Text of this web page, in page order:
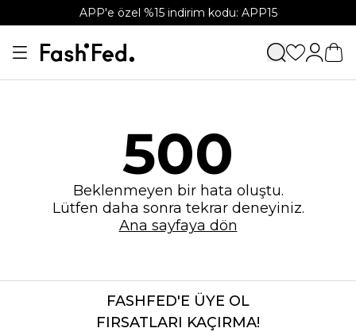
APP'e özel %15 indirim kodu: APP15
500
Beklenmeyen bir hata oluştu.
Lütfen daha sonra tekrar deneyiniz.
Ana sayfaya dön
FASHFED'E ÜYE OL
FIRSATLARI KAÇIRMA!